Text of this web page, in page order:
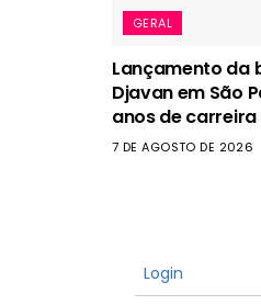
GERAL
Lançamento da
Djavan em São
anos de
7 DE AGOSTO DE 2026
Login